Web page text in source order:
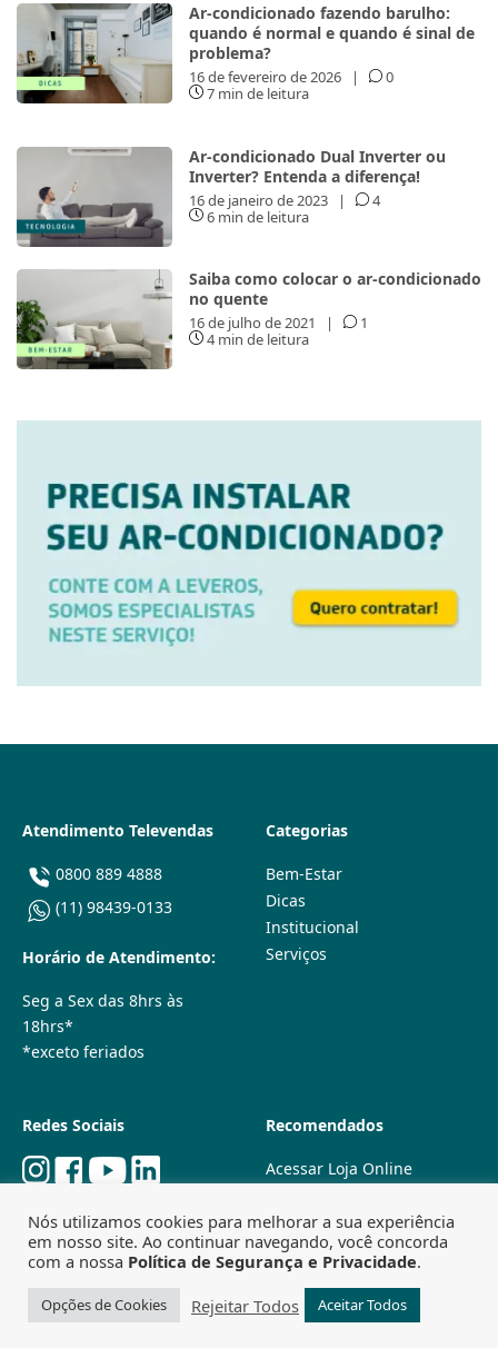
Ar-condicionado fazendo barulho:
quando é normal e quando é sinal de
problema?
16 de fevereiro de 2026 |
0
7 min de leitura
Ar-condicionado Dual Inverter ou
Inverter? Entenda a diferença!
16 de janeiro de 2023 |
4
6 min de leitura
Saiba como colocar o ar-condicionado
no quente
16 de julho de 2021 |
1
4 min de leitura
Atendimento Televendas
0800 889 4888
(11) 98439-0133
Horário de Atendimento:
Seg a Sex das 8hrs às
18hrs*
*exceto feriados
Categorias
Bem-Estar
Dicas
Institucional
Serviços
Redes Sociais Recomendados
Acessar Loja Online
Lojas Físicas
Trabalhe Conosco
Powered byAgência Especializada em SEO
Nós utilizamos cookies para melhorar a sua experiência
em nosso site. Ao continuar navegando, você concorda
com a nossa Política de Segurança e Privacidade.
Opções de Cookies Rejeitar Todos Aceitar Todos